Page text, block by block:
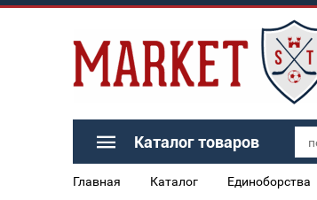
Каталог товаров
Главная Каталог Единоборства